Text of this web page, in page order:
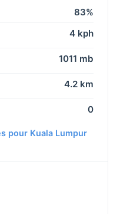
83%
4 kph
1011 mb
4.2 km
0
pour Kuala Lumpur